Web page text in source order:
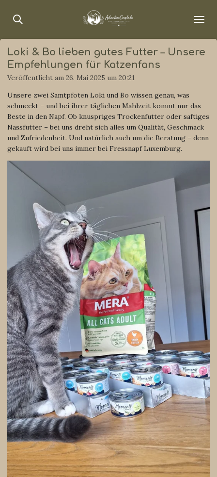
Hauptinhalt
Loki & Bo lieben gutes Futter – Unsere
Empfehlungen für Katzenfans
Veröffentlicht am 26. Mai 2025 um 20:21
Unsere zwei Samtpfoten Loki und Bo wissen genau, was
schmeckt – und bei ihrer täglichen Mahlzeit kommt nur das
Beste in den Napf. Ob knuspriges Trockenfutter oder saftiges
Nassfutter – bei uns dreht sich alles um Qualität, Geschmack
und Zufriedenheit. Und natürlich auch um die Beratung – denn
gekauft wird bei uns immer bei Fressnapf Luxemburg.